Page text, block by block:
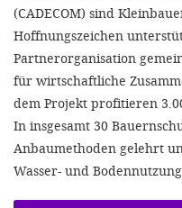
(CADECOM) sind
Hoffnungszeichen
Partnerorganisation
für wirtschaftliche
dem Projekt profitieren
In insgesamt 30
Anbaumethoden gelehrt
Wasser- und